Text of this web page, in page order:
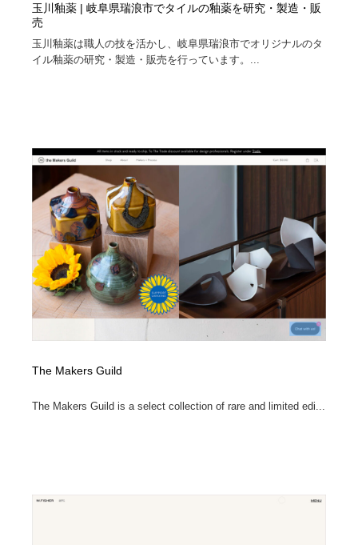
玉川釉薬 | 岐阜県瑞浪市でタイルの釉薬を研究・製造・販
売
玉川釉薬は職人の技を活かし、岐阜県瑞浪市でオリジナルのタ
イル釉薬の研究・製造・販売を行っています。...
The Makers Guild
The Makers Guild is a select collection of rare and limited edi...